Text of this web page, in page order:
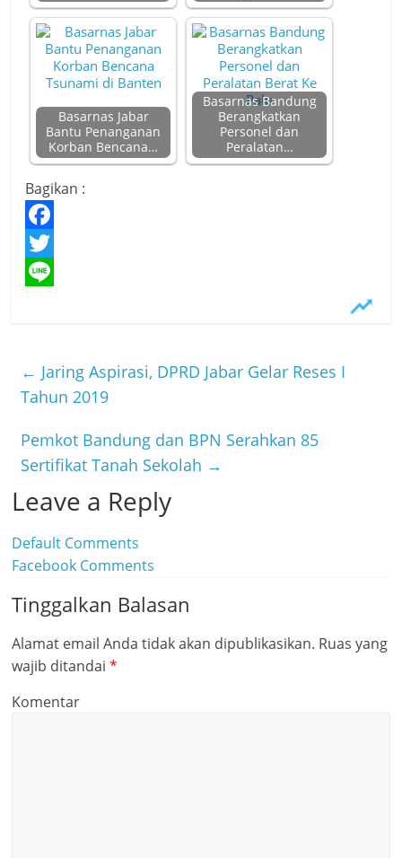
Basarnas Jabar
Bantu Penanganan
Korban Bencana…
Basarnas Bandung
Berangkatkan
Personel dan
Peralatan…
Bagikan :
F
a
o
k
T
t
r
e
← Jaring Aspirasi, DPRD Jabar Gelar Reses I
Tahun 2019
Pemkot Bandung dan BPN Serahkan 85
Sertifikat Tanah Sekolah →
Leave a Reply
Default Comments
Facebook Comments
Tinggalkan Balasan
Alamat email Anda tidak akan dipublikasikan. Ruas yang
wajib ditandai*
Komentar